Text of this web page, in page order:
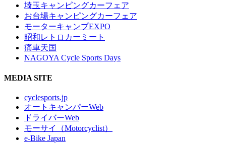
埼玉キャンピングカーフェア
お台場キャンピングカーフェア
モーターキャンプEXPO
昭和レトロカーミート
痛車天国
NAGOYA Cycle Sports Days
MEDIA SITE
cyclesports.jp
オートキャンパーWeb
ドライバーWeb
モーサイ（Motorcyclist）
e-Bike Japan